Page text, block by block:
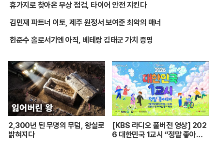
휴가지로 찾아온 무상 점검, 타이어 안전 지킨다
김민재 파트너 이토, 제주 원정서 보여준 최악의 매너
한준수 홀로서기엔 아직, 베테랑 김태군 가치 증명
2,300년 된 무명의 무덤, 왕실로
밝혀지다
[KBS 라디오 풀버전 영상] 202
6 대한민국 1교시 “정말 좋아